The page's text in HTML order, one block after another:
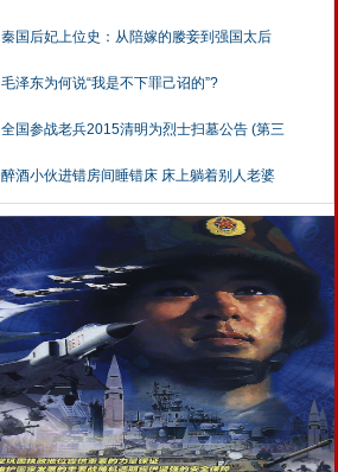
秦国后妃上位史：从陪嫁的媵妾到强国太后
毛泽东为何说“我是不下罪己诏的”?
全国参战老兵2015清明为烈士扫墓公告 (第三
醉酒小伙进错房间睡错床 床上躺着别人老婆